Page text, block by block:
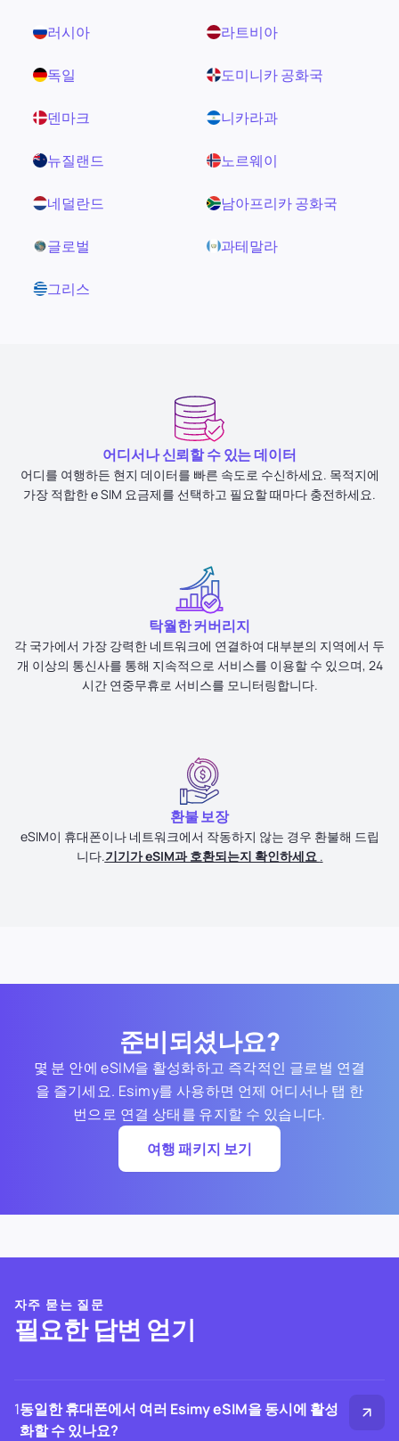
러시아 라트비아
독일 도미니카 공화국
덴마크 니카라과
뉴질랜드 노르웨이
네덜란드 남아프리카 공화국
글로벌 과테말라
그리스
어디서나 신뢰할 수 있는 데이터
어디를 여행하든 현지 데이터를 빠른 속도로 수신하세요. 목적지에
가장 적합한 e SIM 요금제를 선택하고 필요할 때마다 충전하세요.
탁월한 커버리지
각 국가에서 가장 강력한 네트워크에 연결하여 대부분의 지역에서 두
개 이상의 통신사를 통해 지속적으로 서비스를 이용할 수 있으며, 24
시간 연중무휴로 서비스를 모니터링합니다.
환불 보장
eSIM이 휴대폰이나 네트워크에서 작동하지 않는 경우 환불해 드립
니다.기기가 eSIM과 호환되는지 확인하세요 .
준비되셨나요?
몇 분 안에 eSIM을 활성화하고 즉각적인 글로벌 연결
을 즐기세요. Esimy를 사용하면 언제 어디서나 탭 한
번으로 연결 상태를 유지할 수 있습니다.
여행 패키지 보기
자주 묻는 질문
필요한 답변 얻기
1동일한 휴대폰에서 여러 Esimy eSIM을 동시에 활성
화할 수 있나요?